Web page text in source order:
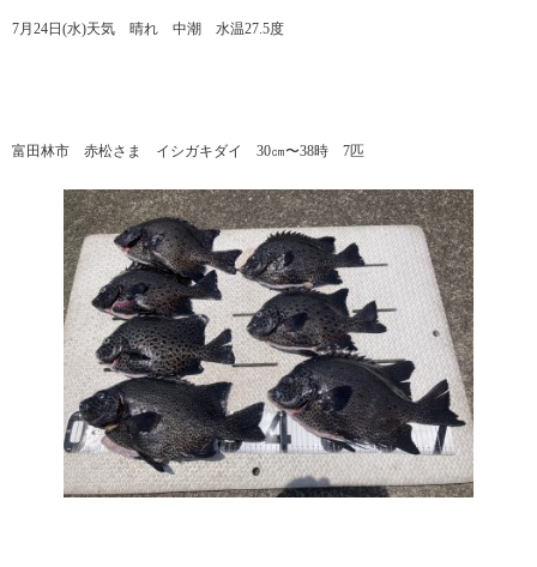
7月24日(水)天気 晴れ 中潮 水温27.5度
富田林市 赤松さま イシガキダイ 30㎝〜38時 7匹